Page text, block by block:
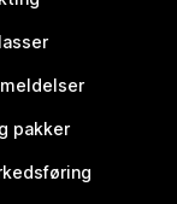
pakker